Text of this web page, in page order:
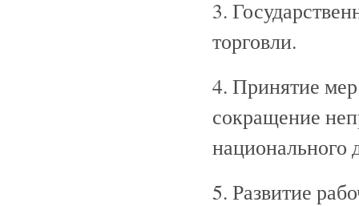
3.
торговли.
4. Принятие
сокращение
национального
5. Развитие